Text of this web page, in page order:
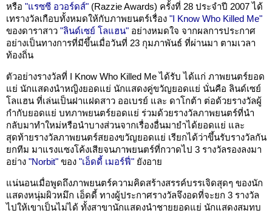
หรือ "แรซซี อวอร์ดส์" (Razzie Awards) ครั้งที่ 28 ประจำปี 2007 ได้
เทรางวัลเกือบทั้งหมดให้กับภาพยนตร์เรื่อง "I Know Who Killed Me"
ของดาราสาว "ลินด์เซย์ โลแฮน" อย่างหมดใจ จากผลการประกาศ
อย่างเป็นทางการที่มีขึ้นเมื่อวันที่ 23 กุมภาพันธ์ ที่ผ่านมา ตามเวลา
ท้องถิ่น
ตัวอย่างรางวัลที่ I Know Who Killed Me ได้รับ ได้แก่ ภาพยนตร์ยอด
แย่ นักแสดงนำหญิงยอดแย่ นักแสดงคู่ขวัญยอดแย่ นั่นคือ ลินด์เซย์
โลแฮน ที่เล่นเป็นฝาแฝดสาว ออเบรย์ และ ดาโกต้า ต่อด้วยรางวัลผู้
กำกับยอดแย่ บทภาพยนตร์ยอดแย่ ร่วมด้วยรางวัลภาพยนตร์ที่นำ
กลับมาทำใหม่หรือนำบางส่วนจากเรื่องอื่นมายำได้ยอดแย่ และ
สุดท้ายรางวัลภาพยนตร์สยองขวัญยอดแย่ เรียกได้ว่าขึ้นรับรางวัลกัน
ยกทีม มาแรงแซงโค้งเสียจนภาพยนตร์ที่กวาดไป 3 รางวัลรองลงมา
อย่าง "Norbit" ของ "เอ็ดดี้ เมอร์ฟี่" ยังอาย
แน่นอนเมื่อพูดถึงภาพยนตร์ความคิดสร้างสรรค์บรรเจิดสุดๆ ของนัก
แสดงหนุ่มผิวหมึก เอ็ดดี้ ทางผู้ประกาศรางวัลจึงอดที่จะยก 3 รางวัล
ไปให้เขาเป็นไม่ได้ ทั้งสาขานักแสดงนำชายยอดแย่ นักแสดงสมทบ